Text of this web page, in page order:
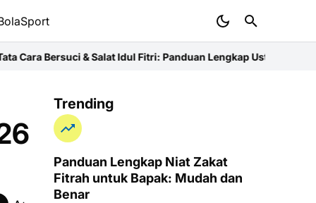
& Salat Idul Fitri: Panduan Lengkap UstazNiat Zakat Fitrah
Trending
Panduan Lengkap Niat Zakat
Fitrah untuk Bapak: Mudah dan
Benar